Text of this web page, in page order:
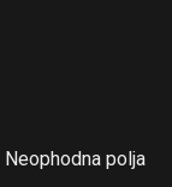
Neophodna polja